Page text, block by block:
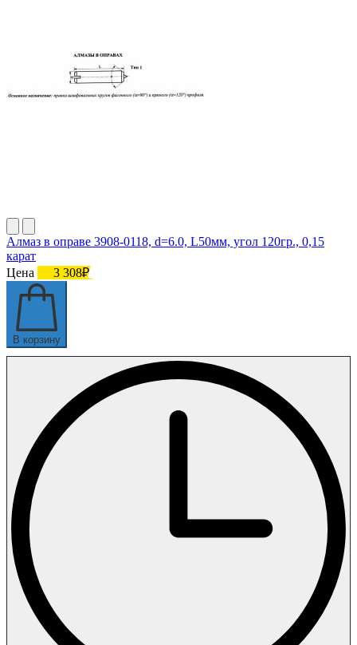
Алмаз в оправе 3908-0118, d=6.0, L50мм, угол 120гр., 0,15
карат
Цена
3 308₽
В корзину